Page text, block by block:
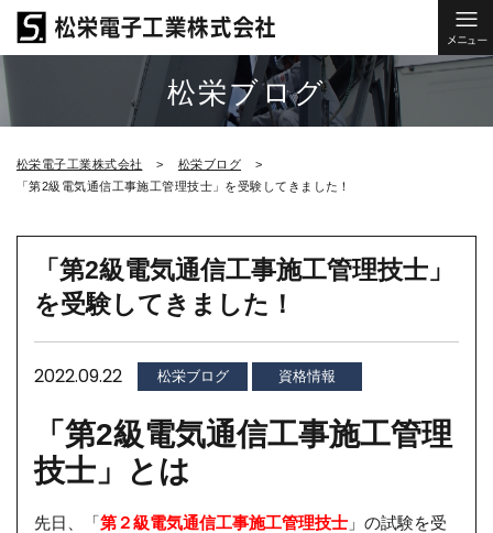
松栄ブログ
松栄電子工業株式会社
松栄ブログ
「第2級電気通信工事施工管理技士」を受験してきました！
「第2級電気通信工事施工管理技士」
を受験してきました！
2022.09.22 松栄ブログ 資格情報
「第2級電気通信工事施工管理
技士」とは
先日、「第２級電気通信工事施工管理技士 」の試験を受